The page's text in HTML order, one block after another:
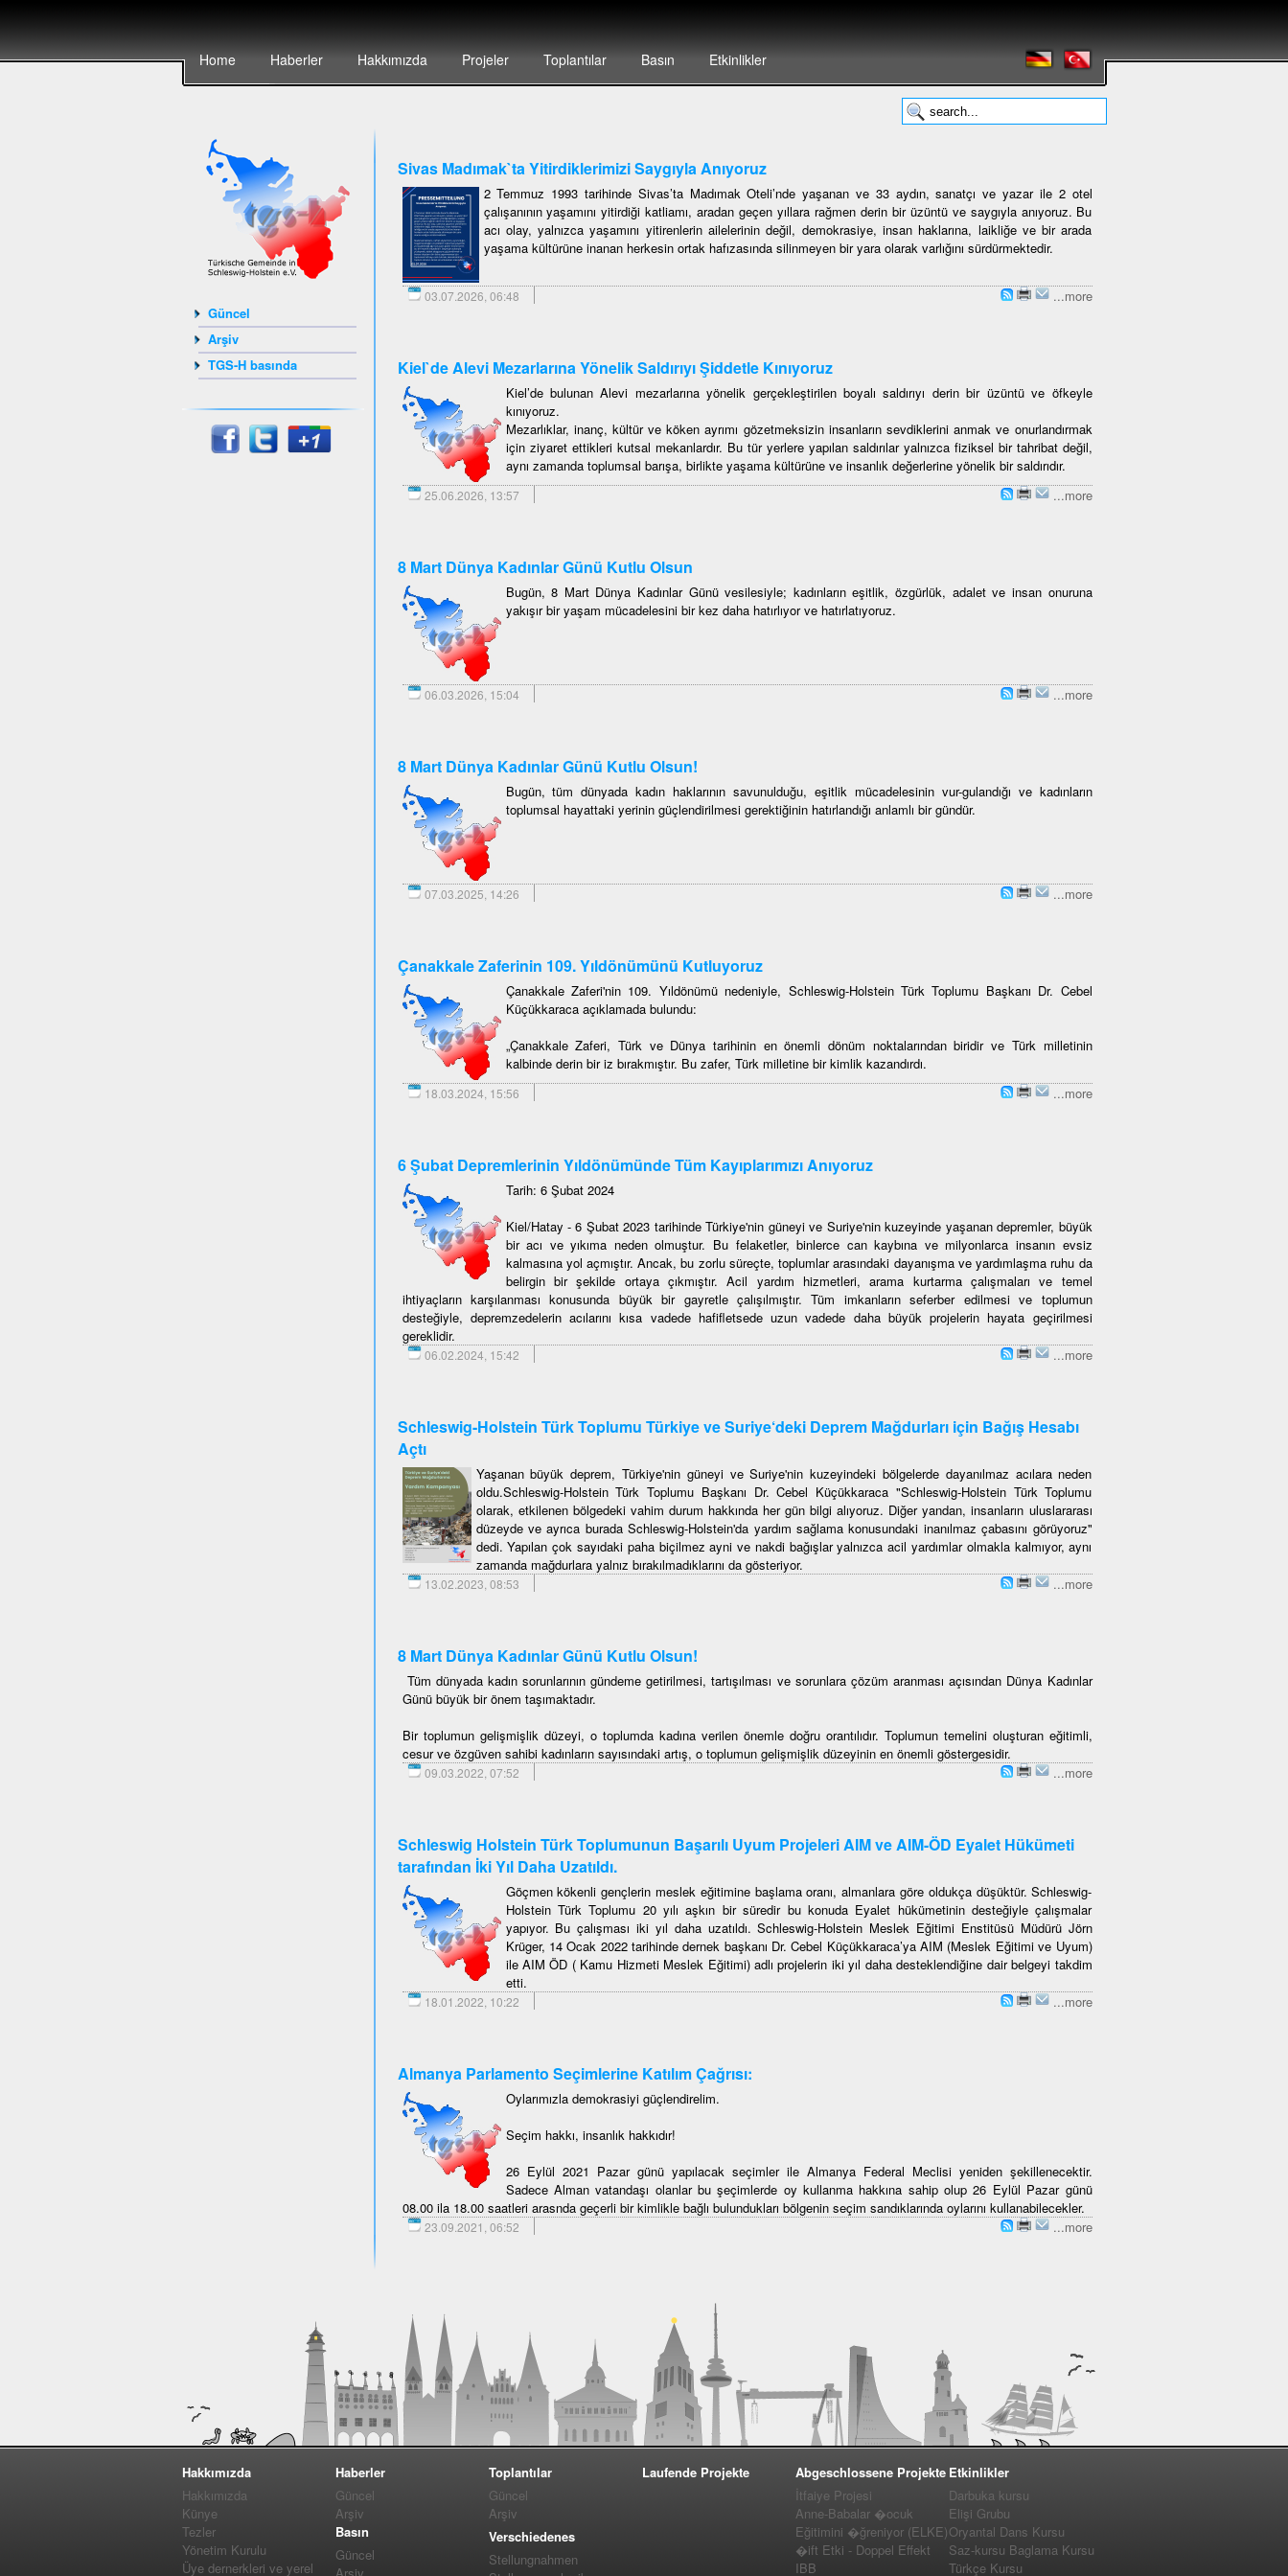
Home Haberler Hakkımızda Projeler Toplantılar Basın Etkinlikler
Güncel
Arşiv
TGS-H basında
Sivas Madımak`ta Yitirdiklerimizi Saygıyla Anıyoruz
2 Temmuz 1993 tarihinde Sivas’ta Madımak Oteli’nde yaşanan ve 33 aydın, sanatçı ve yazar ile 2 otel
çalışanının yaşamını yitirdiği katliamı, aradan geçen yıllara rağmen derin bir üzüntü ve saygıyla anıyoruz. Bu
acı olay, yalnızca yaşamını yitirenlerin ailelerinin değil, demokrasiye, insan haklarına, laikliğe ve bir arada
yaşama kültürüne inanan herkesin ortak hafızasında silinmeyen bir yara olarak varlığını sürdürmektedir.
03.07.2026, 06:48 ...more
Kiel`de Alevi Mezarlarına Yönelik Saldırıyı Şiddetle Kınıyoruz
Kiel’de bulunan Alevi mezarlarına yönelik gerçekleştirilen boyalı saldırıyı derin bir üzüntü ve öfkeyle
kınıyoruz.
Mezarlıklar, inanç, kültür ve köken ayrımı gözetmeksizin insanların sevdiklerini anmak ve onurlandırmak
için ziyaret ettikleri kutsal mekanlardır. Bu tür yerlere yapılan saldırılar yalnızca fiziksel bir tahribat değil,
aynı zamanda toplumsal barışa, birlikte yaşama kültürüne ve insanlık değerlerine yönelik bir saldırıdır.
25.06.2026, 13:57 ...more
8 Mart Dünya Kadınlar Günü Kutlu Olsun
Bugün, 8 Mart Dünya Kadınlar Günü vesilesiyle; kadınların eşitlik, özgürlük, adalet ve insan onuruna
yakışır bir yaşam mücadelesini bir kez daha hatırlıyor ve hatırlatıyoruz.
06.03.2026, 15:04 ...more
8 Mart Dünya Kadınlar Günü Kutlu Olsun!
Bugün, tüm dünyada kadın haklarının savunulduğu, eşitlik mücadelesinin vur-gulandığı ve kadınların
toplumsal hayattaki yerinin güçlendirilmesi gerektiğinin hatırlandığı anlamlı bir gündür.
07.03.2025, 14:26 ...more
Çanakkale Zaferinin 109. Yıldönümünü Kutluyoruz
Çanakkale Zaferi'nin 109. Yıldönümü nedeniyle, Schleswig-Holstein Türk Toplumu Başkanı Dr. Cebel
Küçükkaraca açıklamada bulundu:
„Çanakkale Zaferi, Türk ve Dünya tarihinin en önemli dönüm noktalarından biridir ve Türk milletinin
kalbinde derin bir iz bırakmıştır. Bu zafer, Türk milletine bir kimlik kazandırdı.
18.03.2024, 15:56 ...more
6 Şubat Depremlerinin Yıldönümünde Tüm Kayıplarımızı Anıyoruz
Tarih: 6 Şubat 2024
Kiel/Hatay - 6 Şubat 2023 tarihinde Türkiye'nin güneyi ve Suriye'nin kuzeyinde yaşanan depremler, büyük
bir acı ve yıkıma neden olmuştur. Bu felaketler, binlerce can kaybına ve milyonlarca insanın evsiz
kalmasına yol açmıştır. Ancak, bu zorlu süreçte, toplumlar arasındaki dayanışma ve yardımlaşma ruhu da
belirgin bir şekilde ortaya çıkmıştır. Acil yardım hizmetleri, arama kurtarma çalışmaları ve temel
ihtiyaçların karşılanması konusunda büyük bir gayretle çalışılmıştır. Tüm imkanların seferber edilmesi ve toplumun
desteğiyle, depremzedelerin acılarını kısa vadede hafifletsede uzun vadede daha büyük projelerin hayata geçirilmesi
gereklidir.
06.02.2024, 15:42 ...more
Schleswig-Holstein Türk Toplumu Türkiye ve Suriye‘deki Deprem Mağdurları için Bağış Hesabı
Açtı
Yaşanan büyük deprem, Türkiye'nin güneyi ve Suriye'nin kuzeyindeki bölgelerde dayanılmaz acılara neden
oldu.Schleswig-Holstein Türk Toplumu Başkanı Dr. Cebel Küçükkaraca "Schleswig-Holstein Türk Toplumu
olarak, etkilenen bölgedeki vahim durum hakkında her gün bilgi alıyoruz. Diğer yandan, insanların uluslararası
düzeyde ve ayrıca burada Schleswig-Holstein'da yardım sağlama konusundaki inanılmaz çabasını görüyoruz"
dedi. Yapılan çok sayıdaki paha biçilmez ayni ve nakdi bağışlar yalnızca acil yardımlar olmakla kalmıyor, aynı
zamanda mağdurlara yalnız bırakılmadıklarını da gösteriyor.
13.02.2023, 08:53 ...more
8 Mart Dünya Kadınlar Günü Kutlu Olsun!
Tüm dünyada kadın sorunlarının gündeme getirilmesi, tartışılması ve sorunlara çözüm aranması açısından Dünya Kadınlar
Günü büyük bir önem taşımaktadır.
Bir toplumun gelişmişlik düzeyi, o toplumda kadına verilen önemle doğru orantılıdır. Toplumun temelini oluşturan eğitimli,
cesur ve özgüven sahibi kadınların sayısındaki artış, o toplumun gelişmişlik düzeyinin en önemli göstergesidir.
09.03.2022, 07:52 ...more
Schleswig Holstein Türk Toplumunun Başarılı Uyum Projeleri AIM ve AIM-ÖD Eyalet Hükümeti
tarafından İki Yıl Daha Uzatıldı.
Göçmen kökenli gençlerin meslek eğitimine başlama oranı, almanlara göre oldukça düşüktür. Schleswig-
Holstein Türk Toplumu 20 yılı aşkın bir süredir bu konuda Eyalet hükümetinin desteğiyle çalışmalar
yapıyor. Bu çalışması iki yıl daha uzatıldı. Schleswig-Holstein Meslek Eğitimi Enstitüsü Müdürü Jörn
Krüger, 14 Ocak 2022 tarihinde dernek başkanı Dr. Cebel Küçükkaraca’ya AIM (Meslek Eğitimi ve Uyum)
ile AIM ÖD ( Kamu Hizmeti Meslek Eğitimi) adlı projelerin iki yıl daha desteklendiğine dair belgeyi takdim
etti.
18.01.2022, 10:22 ...more
Almanya Parlamento Seçimlerine Katılım Çağrısı:
Oylarımızla demokrasiyi güçlendirelim.
Seçim hakkı, insanlık hakkıdır!
26 Eylül 2021 Pazar günü yapılacak seçimler ile Almanya Federal Meclisi yeniden şekillenecektir.
Sadece Alman vatandaşı olanlar bu şeçimlerde oy kullanma hakkına sahip olup 26 Eylül Pazar günü
08.00 ila 18.00 saatleri arasnda geçerli bir kimlikle bağlı bulundukları bölgenin seçim sandıklarında oylarını kullanabilecekler.
23.09.2021, 06:52 ...more
Hakkımızda
Hakkımızda
Künye
Tezler
Yönetim Kurulu
Üye dernerkleri ve yerel
Haberler
Güncel
Arşiv
Basın
Güncel
Toplantılar
Güncel
Arşiv
Verschiedenes
Stellungnahmen
Laufende Projekte
Abgeschlossene Projekte
İtfaiye Projesi
Anne-Babalar �ocuk
Eğitimini �ğreniyor (ELKE)
�ift Etki - Doppel Effekt
IBB
Etkinlikler
Darbuka kursu
Elişi Grubu
Oryantal Dans Kursu
Saz-kursu Baglama Kursu
Türkçe Kursu